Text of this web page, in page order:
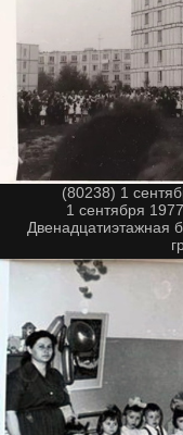
(80238) 1
1 сентября
Двенадцатиэтажная